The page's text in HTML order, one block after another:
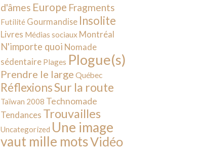
d'âmes Europe Fragments
Futilité Gourmandise Insolite
Livres Médias sociaux Montréal
N'importe quoi Nomade
sédentaire Plages Plogue(s)
Prendre le large Québec
RéflexionsSur la route
Taïwan 2008 Technomade
Tendances Trouvailles
Uncategorized Une image
vaut mille motsVidéo